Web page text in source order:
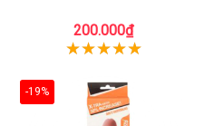
200.000₫
-19%